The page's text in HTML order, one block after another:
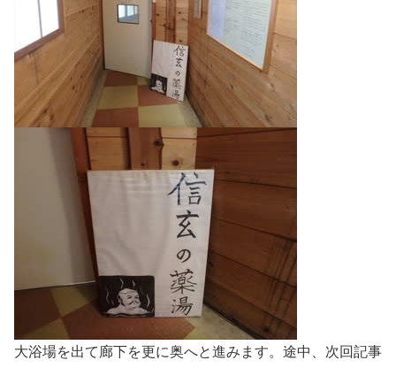
大浴場を出て廊下を更に奥へと進みます。途中、次回記事